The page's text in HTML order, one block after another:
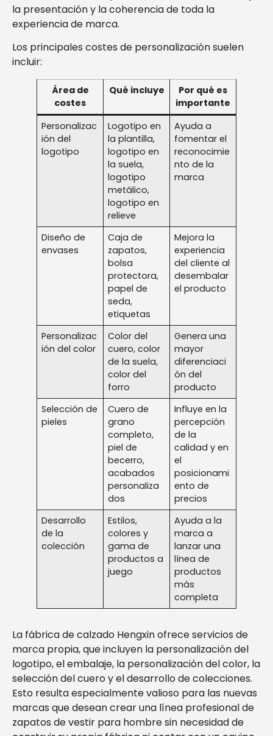
la presentación y la coherencia de toda la
experiencia de marca.
Los principales costes de personalización suelen
incluir:
Área de
costes
Qué incluye
Por qué es
importante
Personalizac
ión del
logotipo
Logotipo en
la plantilla,
logotipo en
la suela,
logotipo
metálico,
logotipo en
relieve
Ayuda a
fomentar el
reconocimie
nto de la
marca
Diseño de
envases
Caja de
zapatos,
bolsa
protectora,
papel de
seda,
etiquetas
Mejora la
experiencia
del cliente al
desembalar
el producto
Personalizac
ión del color
Color del
cuero, color
de la suela,
color del
forro
Genera una
mayor
diferenciaci
ón del
producto
Selección de
pieles
Cuero de
grano
completo,
piel de
becerro,
acabados
personaliza
dos
Influye en la
percepción
de la
calidad y en
el
posicionami
ento de
precios
Desarrollo
de la
colección
Estilos,
colores y
gama de
productos a
juego
Ayuda a la
marca a
lanzar una
línea de
productos
más
completa
La fábrica de calzado Hengxin ofrece servicios de
marca propia, que incluyen la personalización del
logotipo, el embalaje, la personalización del color, la
selección del cuero y el desarrollo de colecciones.
Esto resulta especialmente valioso para las nuevas
marcas que desean crear una línea profesional de
zapatos de vestir para hombre sin necesidad de